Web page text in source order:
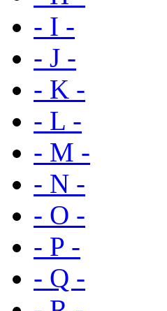
- I -
- J -
- K -
- L -
- M -
- N -
- O -
- P -
- Q -